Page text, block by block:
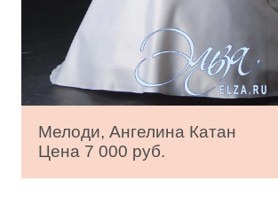
Мелоди, Ангелина Катан
Цена 7 000 руб.